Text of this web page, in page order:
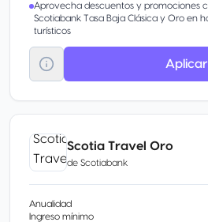
Aprovecha descuentos y promociones
Scotiabank Tasa Baja Clásica y Oro en
turísticos
Aplicar
Scotia Travel Oro
de Scotiabank
Anualidad
Ingreso mínimo